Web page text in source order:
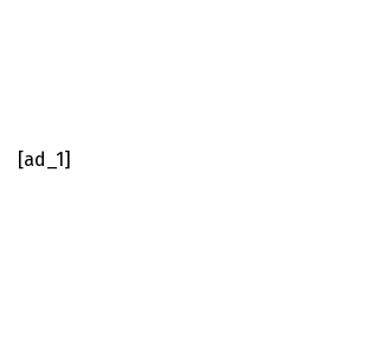
[ad_1]